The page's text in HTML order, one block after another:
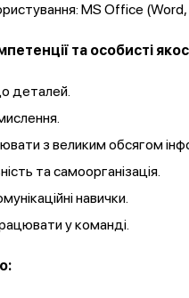
MS Office
та особисті
деталей.
з великим обсягом
та самоорганізація.
навички.
у команді.